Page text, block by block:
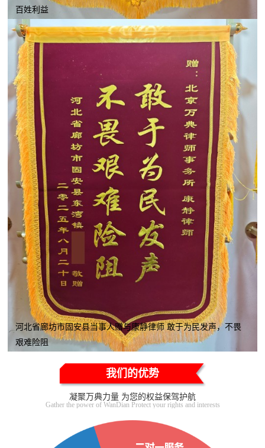
百姓利益
河北省廊坊市固安县当事人赠与康静律师 敢于为民发声，不畏
艰难险阻
我们的优势
凝聚万典力量 为您的权益保驾护航
Gather the power of WanDian Protect your rights and interests